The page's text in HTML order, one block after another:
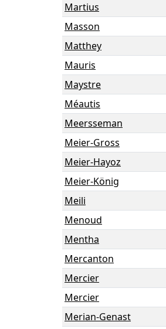
Martius
Masson
Matthey
Mauris
Maystre
Méautis
Meersseman
Meier-Gross
Meier-Hayoz
Meier-König
Meili
Menoud
Mentha
Mercanton
Mercier
Mercier
Merian-Genast